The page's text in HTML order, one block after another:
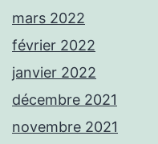
mars 2022
février 2022
janvier 2022
décembre 2021
novembre 2021